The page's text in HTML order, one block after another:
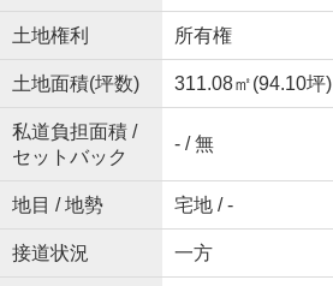
土地権利 所有権
土地面積(坪数) 311.08㎡(94.10坪)
私道負担面積 /
セットバック
- / 無
地目 / 地勢 宅地 / -
接道状況 一方